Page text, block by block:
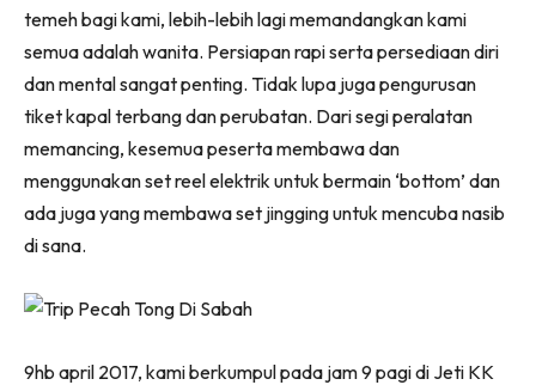
temeh bagi kami, lebih-lebih lagi memandangkan kami
semua adalah wanita. Persiapan rapi serta persediaan diri
dan mental sangat penting. Tidak lupa juga pengurusan
tiket kapal terbang dan perubatan. Dari segi peralatan
memancing, kesemua peserta membawa dan
menggunakan set reel elektrik untuk bermain ‘bottom’ dan
ada juga yang membawa set jingging untuk mencuba nasib
di sana.
9hb april 2017, kami berkumpul pada jam 9 pagi di Jeti KK